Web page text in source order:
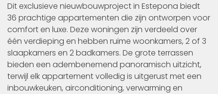
Dit exclusieve nieuwbouwproject in Estepona biedt
36 prachtige appartementen die zijn ontworpen voor
comfort en luxe. Deze woningen zijn verdeeld over
één verdieping en hebben ruime woonkamers, 2 of 3
slaapkamers en 2 badkamers. De grote terrassen
bieden een adembenemend panoramisch uitzicht,
terwijl elk appartement volledig is uitgerust met een
inbouwkeuken, airconditioning, verwarming en